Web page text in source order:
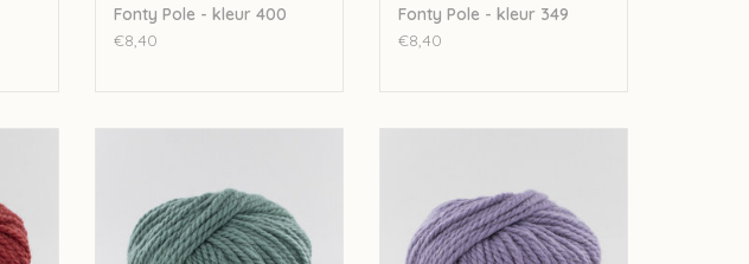
Fonty Pole - kleur 400
€8,40
Fonty Pole - kleur 349
€8,40